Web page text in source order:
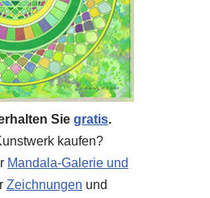
Sie gratis.
kaufen?
Mandala-Galerie und
Zeichnungen und